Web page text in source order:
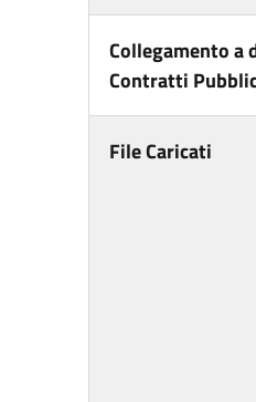
Collegamento a
Contratti
File Caricati